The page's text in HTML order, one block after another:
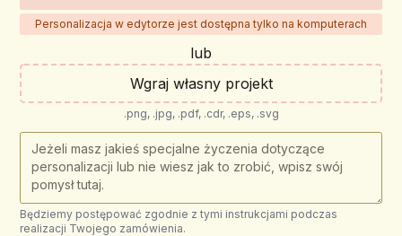
Personalizacja w edytorze jest dostępna tylko na komputerach
lub
Wgraj własny projekt
.png, .jpg, .pdf, .cdr, .eps, .svg
Będziemy postępować zgodnie z tymi instrukcjami podczas
realizacji Twojego zamówienia.